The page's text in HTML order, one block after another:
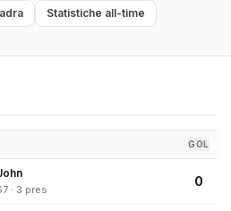
Statistiche all-time
GOL
· 3 pres
0